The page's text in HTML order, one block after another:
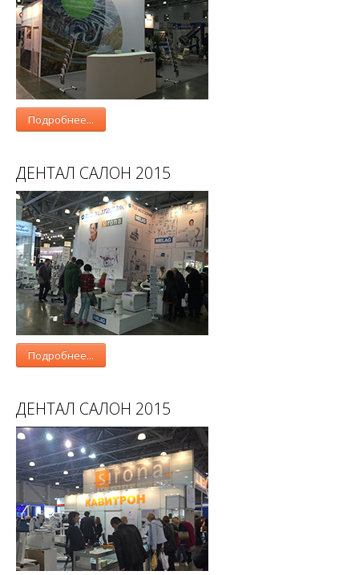
Подробнее...
ДЕНТАЛ САЛОН 2015
Подробнее...
ДЕНТАЛ САЛОН 2015